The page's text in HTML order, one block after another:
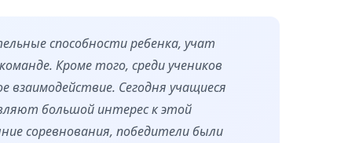
способности ребенка, учат
Кроме того, среди учеников
взаимодействие. Сегодня учащиеся
большой интерес к этой
соревнования, победители были